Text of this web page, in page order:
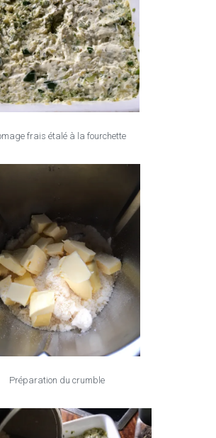
frais étalé à la fourchette
Préparation du crumble